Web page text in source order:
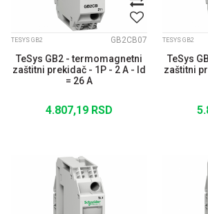
TESYS GB2 GB2CB07
TeSys GB2 - termomagnetni
zaštitni prekidač - 1P - 2 A - Id
= 26 A
4.807,19 RSD
TESYS GB2
TeSys
zaštitni